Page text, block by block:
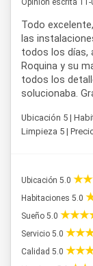
Opinión escrita
Todo
las
todos los días,
Roquina y su
todos los
solucionaba.
Ubicación 5 |
Limpieza 5 |
Ubicación 5.0
Habitaciones 5.0
Sueño 5.0
Servicio 5.0
Calidad 5.0